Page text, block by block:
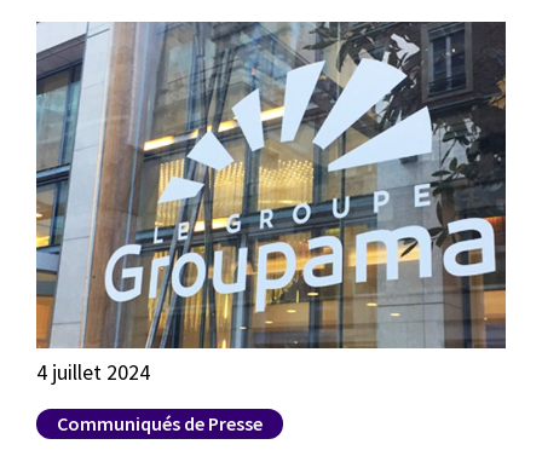
4 juillet 2024
Communiqués de Presse